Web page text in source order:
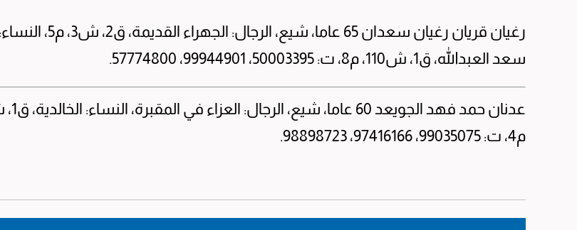
رغيان قريان رغيان سعدان 65 عاما، شيع، الرجال: الجهراء القديمة، ق2، ش3، م5، النساء:
سعد العبدالله، ق1، ش110، م8، ت: 50003395، 99944901، 57774800.
م4، ت: 99035075، 97416166، 98898723.